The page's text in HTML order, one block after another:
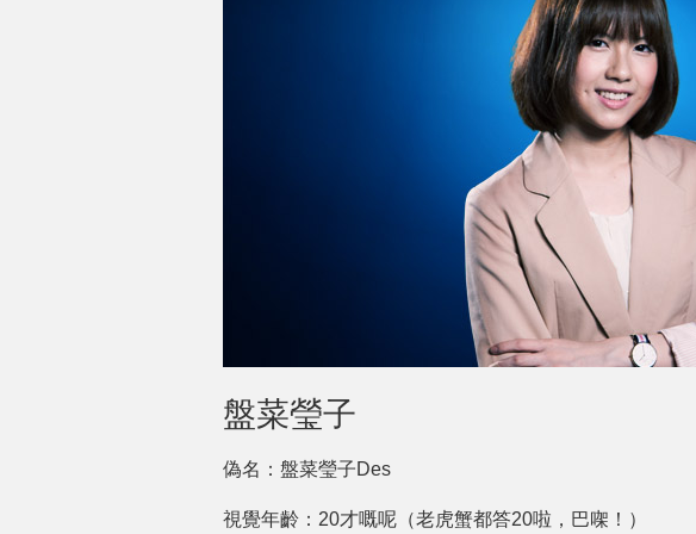
盤菜瑩子
偽名：盤菜瑩子Des
視覺年齡：20才嘅呢（老虎蟹都答20啦，巴㗎！）